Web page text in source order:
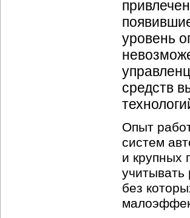
уровень
средств
Опыт
систем
и крупных
учитывать
без